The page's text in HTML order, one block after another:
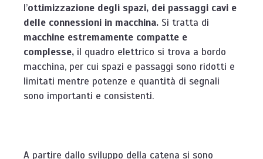
l’ottimizzazione degli spazi, dei passaggi cavi e
delle connessioni in macchina. Si tratta di
macchine estremamente compatte e
complesse, il quadro elettrico si trova a bordo
macchina, per cui spazi e passaggi sono ridotti e
limitati mentre potenze e quantità di segnali
sono importanti e consistenti.
A partire dallo sviluppo della catena si sono